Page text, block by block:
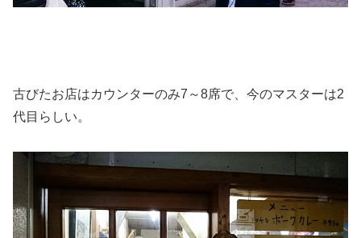
古びたお店はカウンターのみ7～8席で、今のマスターは2
代目らしい。